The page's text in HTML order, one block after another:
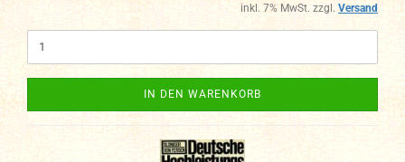
inkl. 7% MwSt. zzgl. Versand
IN DEN WARENKORB